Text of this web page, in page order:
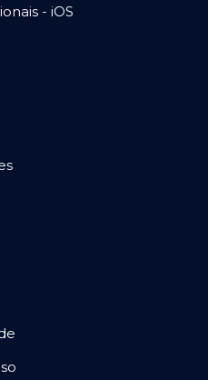
- iOS